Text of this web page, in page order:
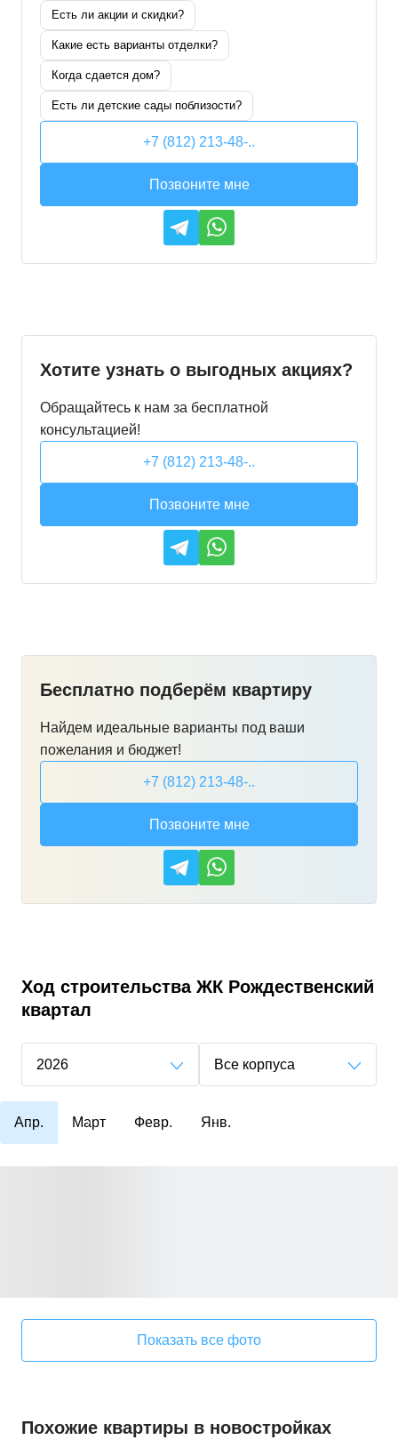
Есть ли акции и скидки?
Какие есть варианты отделки?
Когда сдается дом?
Есть ли детские сады поблизости?
+7 (812) 213-48-..
Позвоните мне
Хотите узнать о выгодных акциях?
Обращайтесь к нам за бесплатной
консультацией!
+7 (812) 213-48-..
Позвоните мне
Бесплатно подберём квартиру
Найдем идеальные варианты под ваши
пожелания и бюджет!
+7 (812) 213-48-..
Позвоните мне
Ход строительства ЖК Рождественский
квартал
2026 Все корпуса
Апр. Март Февр. Янв.
Показать все фото
Похожие квартиры в новостройках